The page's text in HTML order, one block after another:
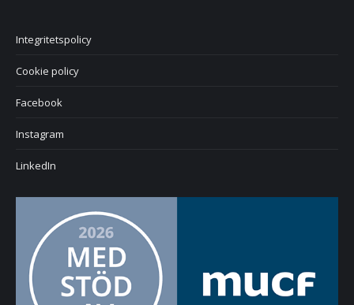
Integritetspolicy
Cookie policy
Facebook
Instagram
LinkedIn